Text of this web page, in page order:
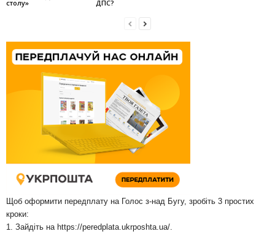
столу»
ДПС?
Щоб оформити передплату на Голос з-над Бугу, зробіть 3 простих
кроки:
1. Зайдіть на https://peredplata.ukrposhta.ua/